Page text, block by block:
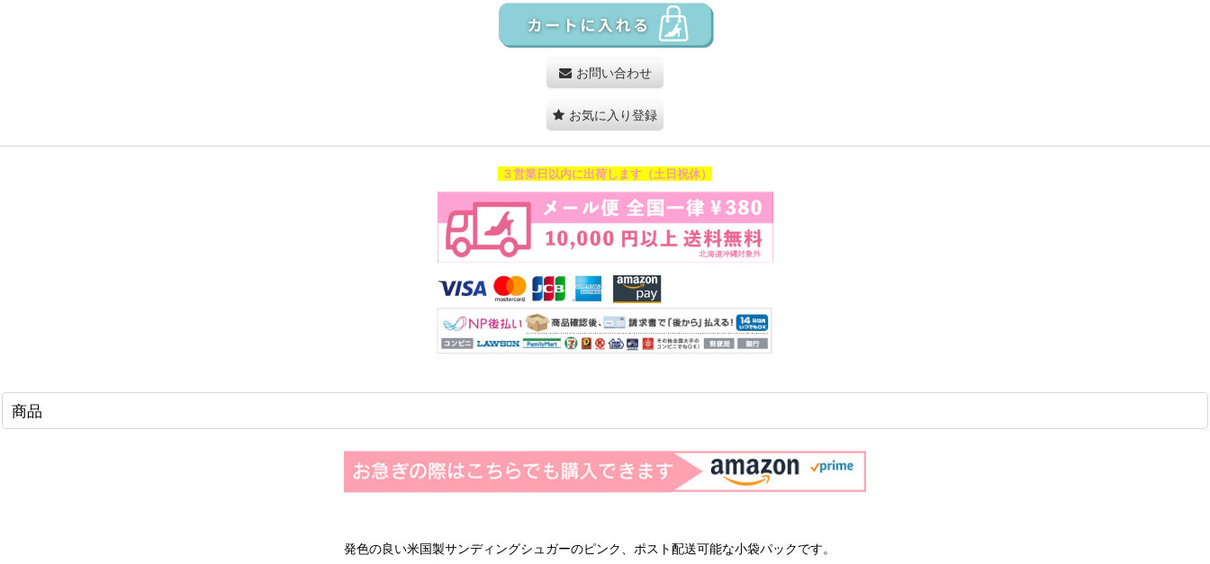
お問い合わせ
お気に入り登録
３営業日以内に出荷します（土日祝休）
商品
発色の良い米国製サンディングシュガーのピンク、ポスト配送可能な小袋パックです。